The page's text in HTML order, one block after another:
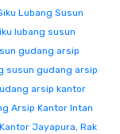
Lubang Susun
lubang susun
gudang arsip
susun gudang arsip
arsip kantor
Arsip Kantor Intan
Jayapura, Rak